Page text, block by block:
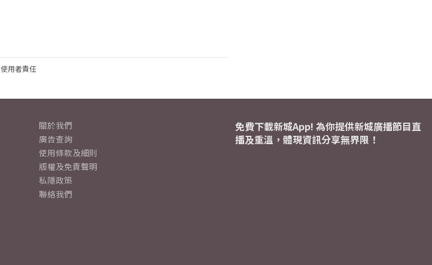
使用者責任
關於我們
廣告查詢
使用條款及細則
版權及免責聲明
私隱政策
聯絡我們
免費下載新城App! 為你提供新城廣播節目直
播及重溫，體現資訊分享無界限！